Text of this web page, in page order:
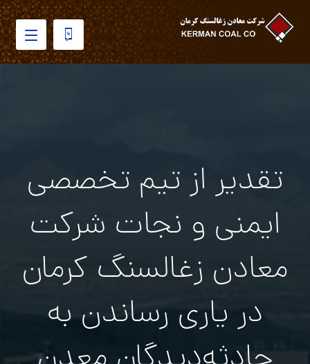
تقدیر از تیم تخصصی
ایمنی و نجات شرکت
معادن زغالسنگ کرمان
در یاری رساندن به